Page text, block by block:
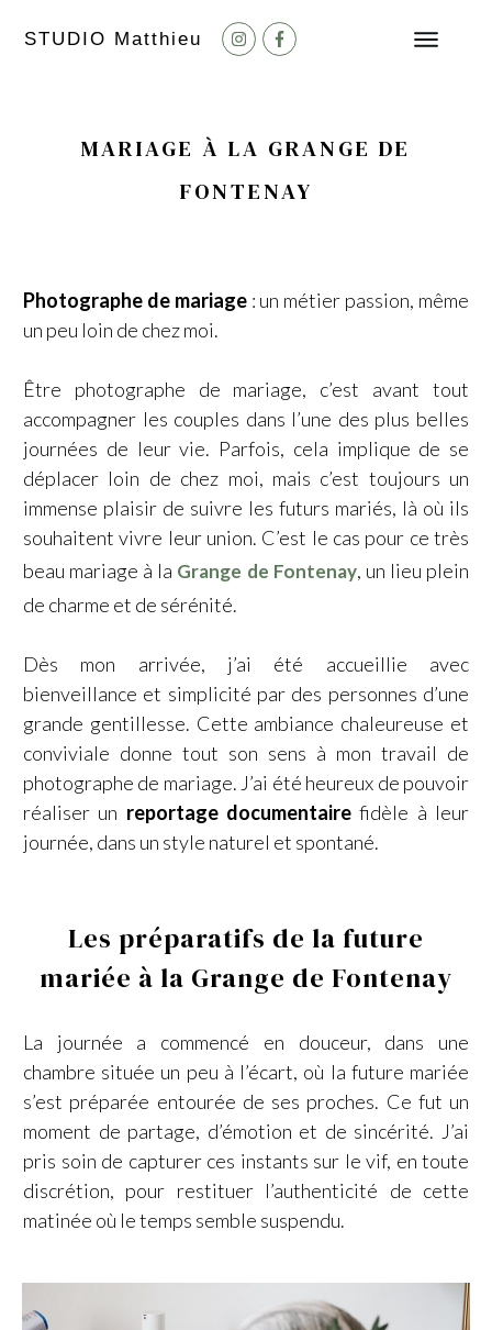
STUDIO Matthieu
MARIAGE À LA GRANGE DE
FONTENAY
Photographe de mariage: un métier passion, même
un peu loin de chez moi.
Être photographe de mariage, c’est avant tout
accompagner les couples dans l’une des plus belles
journées de leur vie. Parfois, cela implique de se
déplacer loin de chez moi, mais c’est toujours un
immense plaisir de suivre les futurs mariés, là où ils
souhaitent vivre leur union. C’est le cas pour ce très
beau mariage à la Grange de Fontenay, un lieu plein
de charme et de sérénité.
Dès mon arrivée, j’ai été accueillie avec
bienveillance et simplicité par des personnes d’une
grande gentillesse. Cette ambiance chaleureuse et
conviviale donne tout son sens à mon travail de
photographe de mariage. J’ai été heureux de pouvoir
réaliser un reportage documentaire fidèle à leur
journée, dans un style naturel et spontané.
Les préparatifs de la future
mariée à la Grange de Fontenay
La journée a commencé en douceur, dans une
chambre située un peu à l’écart, où la future mariée
s’est préparée entourée de ses proches. Ce fut un
moment de partage, d’émotion et de sincérité. J’ai
pris soin de capturer ces instants sur le vif, en toute
discrétion, pour restituer l’authenticité de cette
matinée où le temps semble suspendu.